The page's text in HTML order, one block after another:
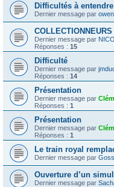
Difficultés à
Dernier message par owen
Dernier message par NICO
Réponses : 15
Difficulté
Dernier message par
Réponses : 14
Présentation
Dernier message par
Réponses : 1
Présentation
Dernier message par
Réponses : 1
Le train royal
Dernier message par
Ouverture d’un
Dernier message par